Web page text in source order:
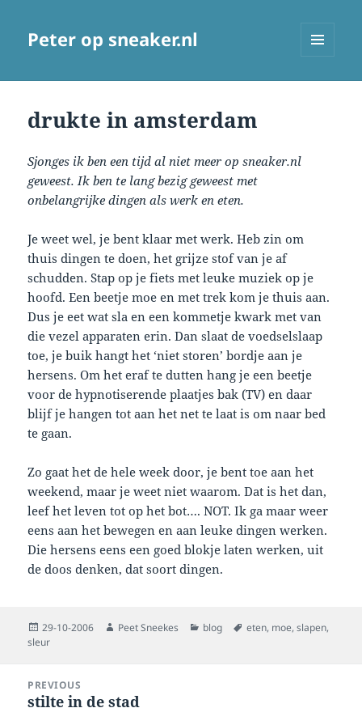
Peter op sneaker.nl
drukte in amsterdam
Sjonges ik ben een tijd al niet meer op sneaker.nl
geweest. Ik ben te lang bezig geweest met
onbelangrijke dingen als werk en eten.
Je weet wel, je bent klaar met werk. Heb zin om
thuis dingen te doen, het grijze stof van je af
schudden. Stap op je fiets met leuke muziek op je
hoofd. Een beetje moe en met trek kom je thuis aan.
Dus je eet wat sla en een kommetje kwark met van
die vezel apparaten erin. Dan slaat de voedselslaap
toe, je buik hangt het ‘niet storen’ bordje aan je
hersens. Om het eraf te dutten hang je een beetje
voor de hypnotiserende plaatjes bak (TV) en daar
blijf je hangen tot aan het net te laat is om naar bed
te gaan.
Zo gaat het de hele week door, je bent toe aan het
weekend, maar je weet niet waarom. Dat is het dan,
leef het leven tot op het bot…. NOT. Ik ga maar weer
eens aan het bewegen en aan leuke dingen werken.
Die hersens eens een goed blokje laten werken, uit
de doos denken, dat soort dingen.
Posted
on
29-10-2006 Author
Peet Sneekes Categories
blog Tags
eten, moe,slapen,
sleur
navigation
PREVIOUS
Previous
stilte in de stad